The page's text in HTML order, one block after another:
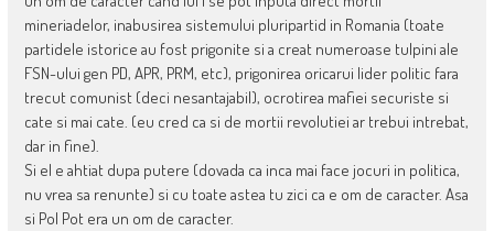
mineriadelor, inabusirea sistemului pluripartid in Romania (toate
partidele istorice au fost prigonite si a creat numeroase tulpini ale
FSN-ului gen PD, APR, PRM, etc), prigonirea oricarui lider politic fara
trecut comunist (deci nesantajabil), ocrotirea mafiei securiste si
cate si mai cate. (eu cred ca si de mortii revolutiei ar trebui intrebat,
dar in fine).
Si el e ahtiat dupa putere (dovada ca inca mai face jocuri in politica,
nu vrea sa renunte) si cu toate astea tu zici ca e om de caracter. Asa
si Pol Pot era un om de caracter.